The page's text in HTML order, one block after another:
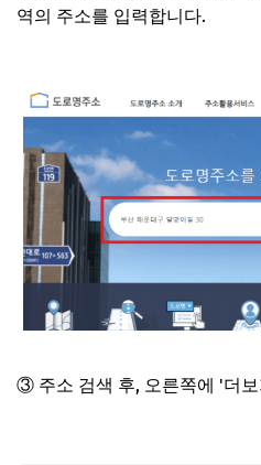
역의 주소를 입력합니다.
③ 주소 검색 후, 오른쪽에 '더